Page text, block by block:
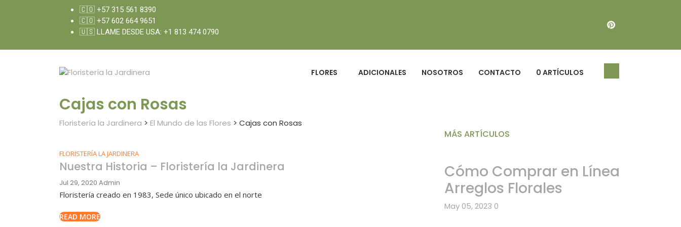
🇨🇴 +57 315 561 8390
🇨🇴 +57 602 664 9651
🇺🇸 LLAME DESDE USA: +1 813 474 0790
FLORES ADICIONALES NOSOTROS CONTACTO 0 ARTÍCULOS
Cajas con Rosas
Floristería la Jardinera > El Mundo de las Flores > Cajas con Rosas
FLORISTERÍA LA JARDINERA
Nuestra Historia – Floristería la Jardinera
Jul 29, 2020 Admin
Floristería creado en 1983, Sede único ubicado en el norte
READ MORE
MÁS ARTÍCULOS
Cómo Comprar en Línea
Arreglos Florales
May 05, 2023 0